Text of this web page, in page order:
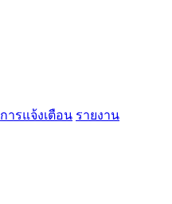
การแจ้งเตือน รายงาน